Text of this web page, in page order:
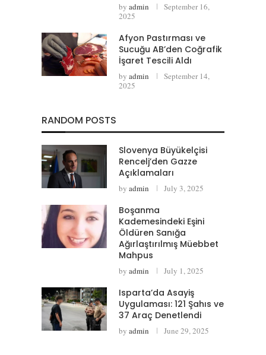
by admin
September 16,
2025
Afyon Pastırması ve
Sucuğu AB’den Coğrafik
İşaret Tescili Aldı
by admin
September 14,
2025
RANDOM POSTS
Slovenya Büyükelçisi
Rencelj’den Gazze
Açıklamaları
by admin July 3, 2025
Boşanma
Kademesindeki Eşini
Öldüren Sanığa
Ağırlaştırılmış Müebbet
Mahpus
by admin July 1, 2025
Isparta’da Asayiş
Uygulaması: 121 Şahıs ve
37 Araç Denetlendi
by admin June 29, 2025